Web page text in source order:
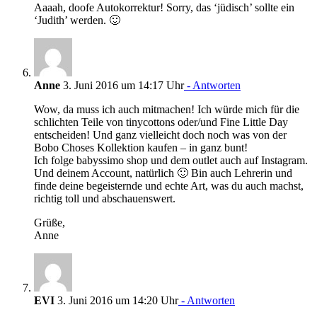
Aaaah, doofe Autokorrektur! Sorry, das ‘jüdisch’ sollte ein
‘Judith’ werden. 🙂
Anne 3. Juni 2016 um 14:17 Uhr- Antworten
Wow, da muss ich auch mitmachen! Ich würde mich für die
schlichten Teile von tinycottons oder/und Fine Little Day
entscheiden! Und ganz vielleicht doch noch was von der
Bobo Choses Kollektion kaufen – in ganz bunt!
Ich folge babyssimo shop und dem outlet auch auf Instagram.
Und deinem Account, natürlich 🙂 Bin auch Lehrerin und
finde deine begeisternde und echte Art, was du auch machst,
richtig toll und abschauenswert.
Grüße,
Anne
EVI 3. Juni 2016 um 14:20 Uhr- Antworten